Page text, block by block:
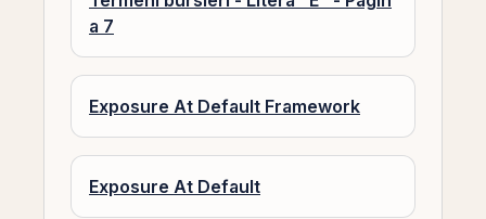
a 7
Exposure At Default Framework
Exposure At Default